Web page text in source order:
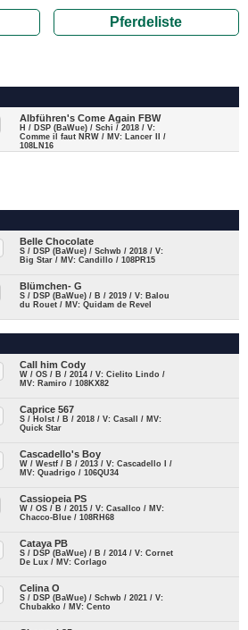
Pferdeliste
Albführen's Come Again FBW
H / DSP (BaWue) / Schi / 2018 / V:
Comme il faut NRW / MV: Lancer II /
108LN16
Belle Chocolate
S / DSP (BaWue) / Schwb / 2018 / V:
Big Star / MV: Candillo / 108PR15
Blümchen- G
S / DSP (BaWue) / B / 2019 / V: Balou
du Rouet / MV: Quidam de Revel
Call him Cody
W / OS / B / 2014 / V: Cielito Lindo /
MV: Ramiro / 108KX82
Caprice 567
S / Holst / B / 2018 / V: Casall / MV:
Quick Star
Cascadello's Boy
W / Westf / B / 2013 / V: Cascadello I /
MV: Quadrigo / 106QU34
Cassiopeia PS
W / OS / B / 2015 / V: Casallco / MV:
Chacco-Blue / 108RH68
Cataya PB
S / DSP (BaWue) / B / 2014 / V: Cornet
De Lux / MV: Corlago
Celina O
S / DSP (BaWue) / Schwb / 2021 / V:
Chubakko / MV: Cento